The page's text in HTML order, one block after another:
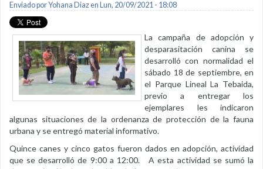
Enviado porYohana Diazen Lun, 20/09/2021 - 18:08
La campaña de adopción y
desparasitación canina se
desarrolló con normalidad el
sábado 18 de septiembre, en
el Parque Lineal La Tebaida,
previo a entregar los
ejemplares les indicaron
algunas situaciones de la ordenanza de protección de la fauna
urbana y se entregó material informativo.
Quince canes y cinco gatos fueron dados en adopción, actividad
que se desarrolló de 9:00 a 12:00. A esta actividad se sumó la